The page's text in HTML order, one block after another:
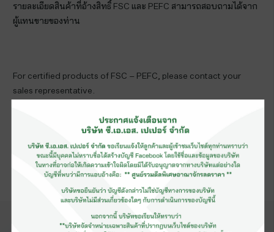
รายละเอียดสินค้าที่อ้างสิทธิ์ FSC และ PEFC สามารถสอบถามได้จาก
ผู้แทนขายของท่าน
For certified products of FSC – PEFC, please contact your
sales representative.
(for more information about FSC & PEFC, please visit their
www.fsc.orgwww.pefc.org)
แนะนำ